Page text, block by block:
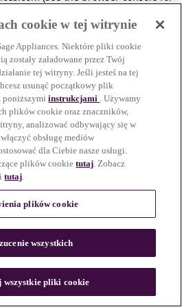
cookie w tej witrynie
Appliances. Niektóre pliki cookie
zostały załadowane przez Twój
tej witryny. Jeśli jesteś na tej
usunąć początkowy plik
poniższymiinstrukcjami . Używamy
plików cookie oraz znaczników,
analizować odbywający się w
obsługę mediów
dla Ciebie nasze usługi.
plików cookietutaj. Zobacz
tutaj.
plików cookie
wszystkich
wszystkie pliki cookie